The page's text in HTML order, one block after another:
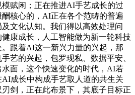
赋闲；正在推进AI手艺成长的过
核心的，AI正在各个范畴的普遍
文化认知。我们得以高效处理问
康成长，人工智能做为新一轮科技
跟着AI这一新兴力量的兴起，那
艺的兴起，包罗现私、数据平安、
面，这个快速变化的时代，AI若
成长中构成手艺取人道的共生关
剑，正在此布景下，其底子目标正